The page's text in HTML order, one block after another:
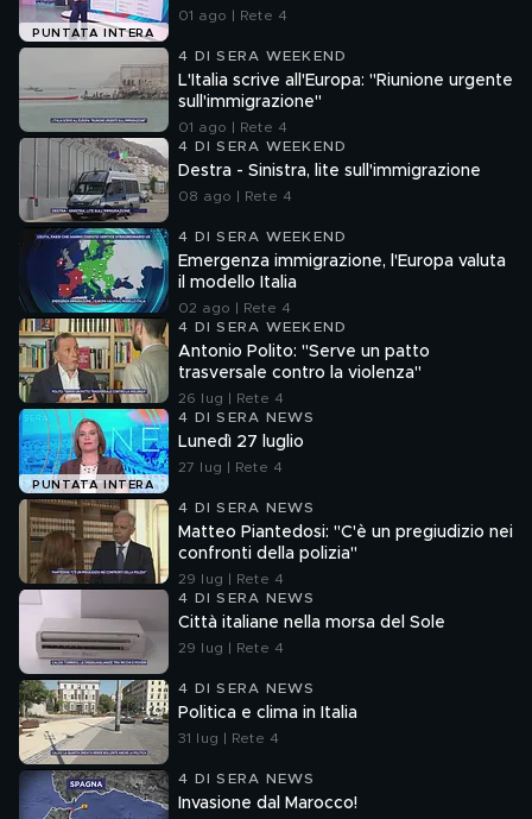
PUNTATA INTERA
01 ago | Rete 4
4 DI SERA WEEKEND
L'Italia scrive all'Europa: "Riunione urgente
sull'immigrazione"
01 ago | Rete 4
4 DI SERA WEEKEND
Destra - Sinistra, lite sull'immigrazione
08 ago | Rete 4
4 DI SERA WEEKEND
Emergenza immigrazione, l'Europa valuta
il modello Italia
02 ago | Rete 4
4 DI SERA WEEKEND
Antonio Polito: "Serve un patto
trasversale contro la violenza"
26 lug | Rete 4
PUNTATA INTERA
4 DI SERA NEWS
Lunedì 27 luglio
27 lug | Rete 4
4 DI SERA NEWS
Matteo Piantedosi: "C'è un pregiudizio nei
confronti della polizia"
29 lug | Rete 4
4 DI SERA NEWS
Città italiane nella morsa del Sole
29 lug | Rete 4
4 DI SERA NEWS
Politica e clima in Italia
31 lug | Rete 4
4 DI SERA NEWS
Invasione dal Marocco!